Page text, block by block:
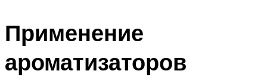
Применение
ароматизаторов